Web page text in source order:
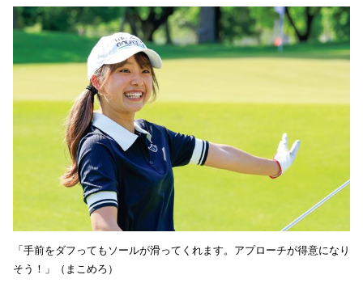
「手前をダフってもソールが滑ってくれます。アプローチが得意になり
そう！」（まこめろ）